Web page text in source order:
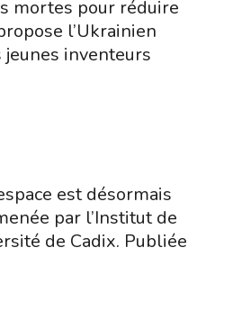
mortes pour réduire
l’Ukrainien
inventeurs
est désormais
par l’Institut de
de Cadix. Publiée